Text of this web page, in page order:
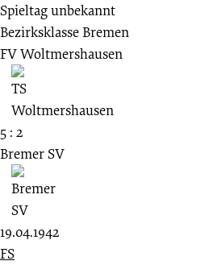
Spieltag unbekannt
Bezirksklasse Bremen
FV Woltmershausen
5 : 2
Bremer SV
19.04.1942
FS